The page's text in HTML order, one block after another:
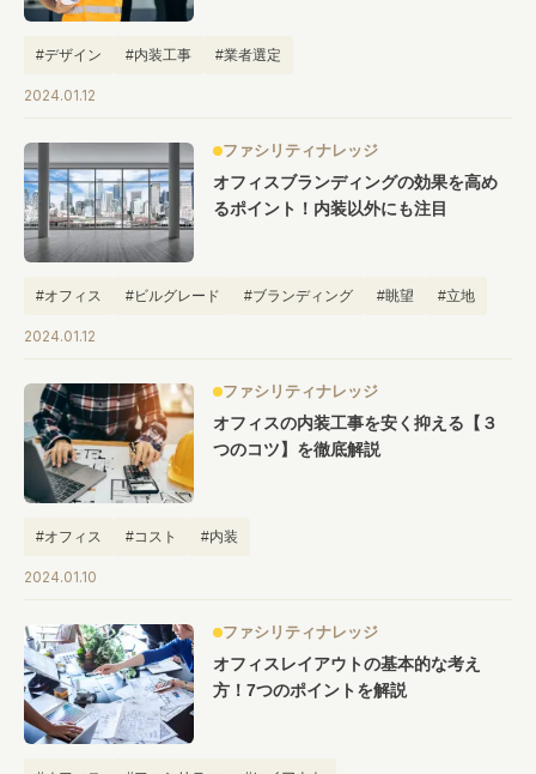
#デザイン #内装工事 #業者選定
2024.01.12
ファシリティナレッジ
オフィスブランディングの効果を高め
るポイント！内装以外にも注目
#オフィス #ビルグレード #ブランディング #眺望 #立地
2024.01.12
ファシリティナレッジ
オフィスの内装工事を安く抑える【３
つのコツ】を徹底解説
#オフィス #コスト #内装
2024.01.10
ファシリティナレッジ
オフィスレイアウトの基本的な考え
方！7つのポイントを解説